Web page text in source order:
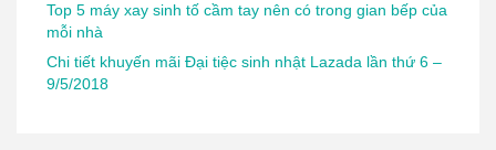
Top 5 máy xay sinh tố cầm tay nên có trong gian bếp của
mỗi nhà
Chi tiết khuyến mãi Đại tiệc sinh nhật Lazada lần thứ 6 –
9/5/2018